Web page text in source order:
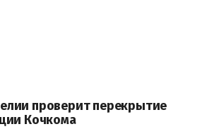
проверит перекрытие
Кочкома